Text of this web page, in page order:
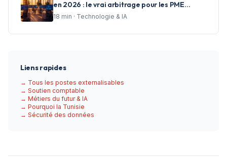
en 2026 : le vrai arbitrage pour les PME
francophones
18 min · Technologie & IA
Liens rapides
→ Tous les postes externalisables
→ Soutien comptable
→ Métiers du futur & IA
→ Pourquoi la Tunisie
→ Sécurité des données